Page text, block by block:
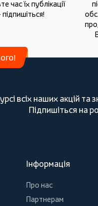
час їх публікації
підпишіться!
всіх наших акцій та
Підпишіться на
Інформація
Про нас
Партнерам